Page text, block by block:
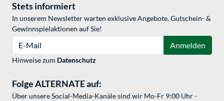
Stets informiert
In unserem Newsletter warten exklusive Angebote, Gutschein- &
Gewinnspielaktionen auf Sie!
Anmelden
Hinweise zum Datenschutz
Folge ALTERNATE auf:
Über unsere Social-Media-Kanäle sind wir Mo-Fr 9:00 Uhr -